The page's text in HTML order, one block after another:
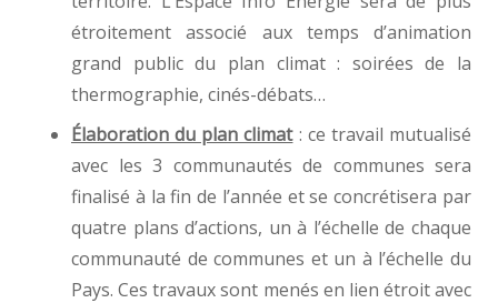
étroitement associé aux temps d’animation
grand public du plan climat : soirées de la
thermographie, cinés-débats…
Élaboration du plan climat: ce travail mutualisé
avec les 3 communautés de communes sera
finalisé à la fin de l’année et se concrétisera par
quatre plans d’actions, un à l’échelle de chaque
communauté de communes et un à l’échelle du
Pays. Ces travaux sont menés en lien étroit avec